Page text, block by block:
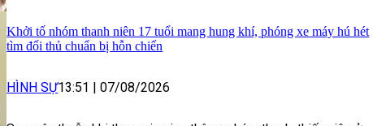
Khởi tố nhóm thanh niên 17 tuổi mang hung khí, phóng xe máy hú hét
tìm đối thủ chuẩn bị hỗn chiến
HÌNH SỰ13:51 07/08/2026